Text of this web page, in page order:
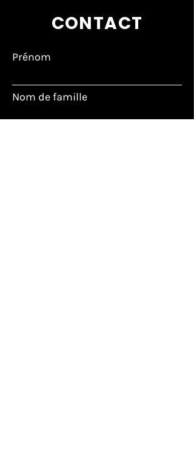
CONTACT
Prénom
Nom de famille